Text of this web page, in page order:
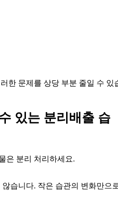
한 문제를 상당 부분 줄일 수 있
있는 분리배출 습
습니다. 작은 습관의 변화만으